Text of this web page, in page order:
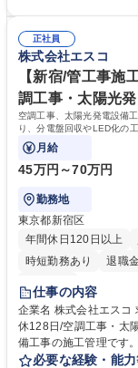
社・管理組合 募集職種 【大阪/営業】不動産管理会社向け省エネ製品提案/
年休128日/創業20年間
削減に向けた多岐にわ
法人など多数での導入
など盤石な取引体制が
歴・資格 学歴：大学院
種運転免許普通自動車
正社員
株式会社エスコ
【新宿/管工事施
調工事・太陽光
空調工事、太陽光発電設備
り、分電盤回収やLED化の
につき、1日～2日程度で完
月給
45万円～70万円
勤務地
東京都新宿区
年間休日120日以上
時短勤務あり
退職
服装自由
仕事の内容
企業名 株式会社エスコ 求人名 【新宿/管工事施工管理技士】月残業15h/年
休128日/空調工事・太陽光発電設備 仕事の内容
備工事の施工管理です
回収やLED化の工事の
必要な経験・能